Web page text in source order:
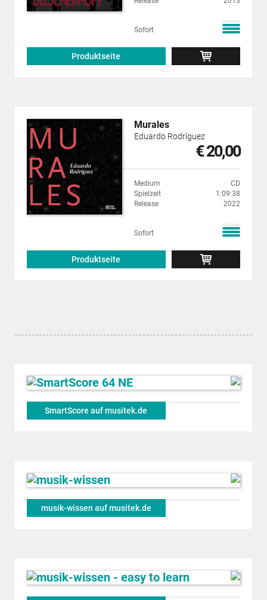
Sofort
Produktseite
Murales
Eduardo Rodríguez
€ 20,00
Medium
CD
Spielzeit
1:09:38
Release
2022
Sofort
Produktseite
SmartScore auf musitek.de
musik-wissen auf musitek.de